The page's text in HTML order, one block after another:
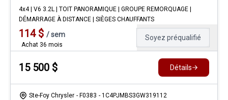
4x4 | V6 3.2L | TOIT PANORAMIQUE | GROUPE REMORQUAGE |
DÉMARRAGE À DISTANCE | SIÈGES CHAUFFANTS
114$ /sem
Achat 36 mois
Soyez préqualifié
15 500 $ Détails
Ste-Foy Chrysler - F0383 - 1C4PJMBS3GW319112